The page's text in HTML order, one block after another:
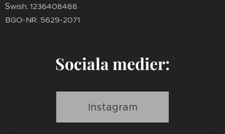
Swish: 1236408488
BGO-NR: 5629-2071
Sociala medier:
Instagram